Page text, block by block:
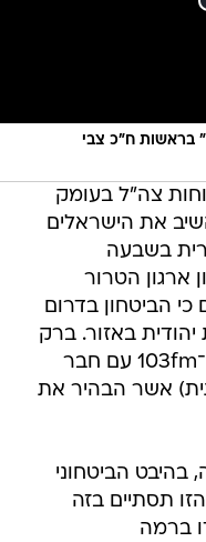
בראשות ח"כ צבי
כוחות צה"ל בעומק
את הישראלים
בשבעה
ארגון הטרור
הביטחון בדרום
באזור. ברק
סרי ויהודה שלזינגר דנו על כך ב־103fm עם חבר
אשר הבהיר את
בהיבט הביטחוני
תסתיים בזה
ברמה